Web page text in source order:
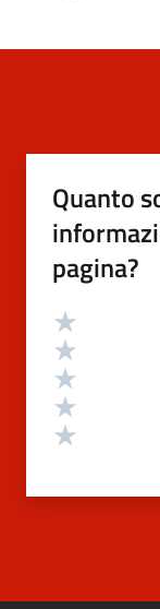
Quanto
pagina?
Valutazione